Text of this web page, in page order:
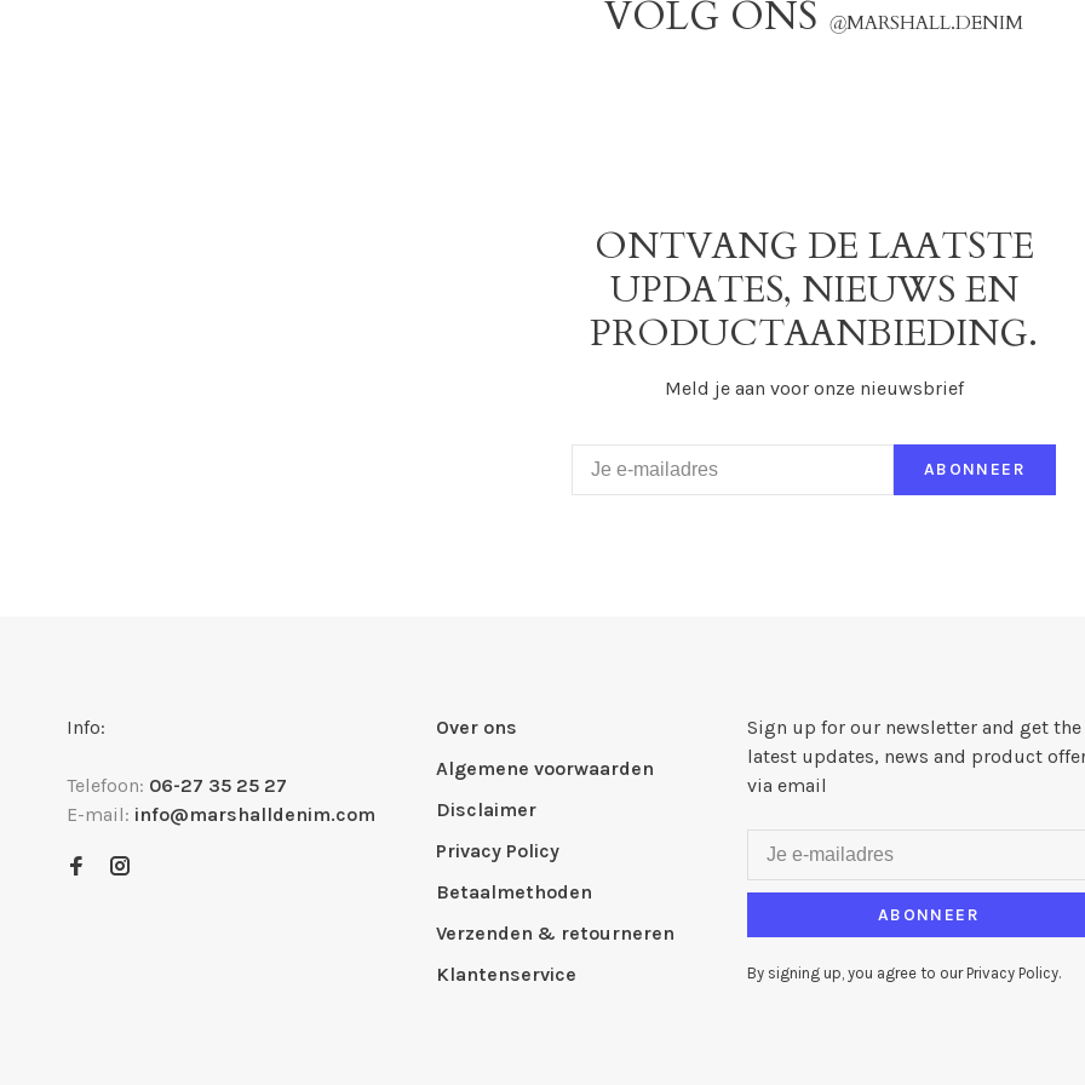
VOLG ONS @MARSHALL.DENIM
ONTVANG DE LAATSTE
UPDATES, NIEUWS EN
PRODUCTAANBIEDING.
Meld je aan voor onze nieuwsbrief
ABONNEER
Info:
Telefoon: 06-27 35 25 27
E-mail: info@marshalldenim.com
Over ons
Algemene voorwaarden
Disclaimer
Privacy Policy
Betaalmethoden
Verzenden & retourneren
Klantenservice
Sign up for our newsletter and get the
latest updates, news and product
via email
ABONNEER
By signing up, you agree to our Privacy Policy.